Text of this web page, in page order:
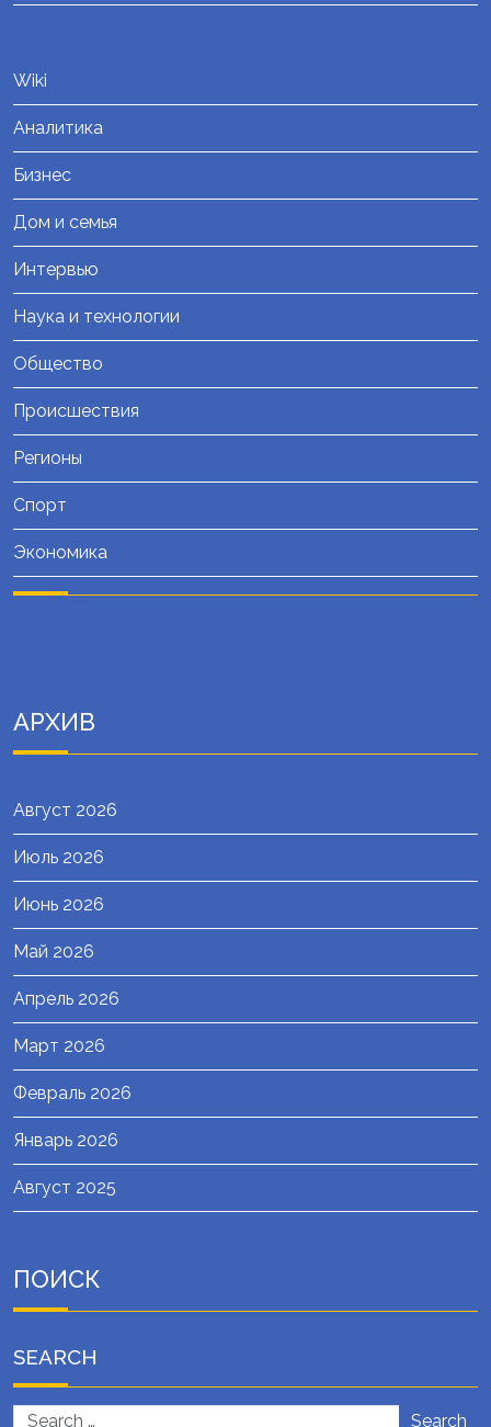
Wiki
Аналитика
Бизнес
Дом и семья
Интервью
Наука и технологии
Общество
Происшествия
Регионы
Спорт
Экономика
АРХИВ
Август 2026
Июль 2026
Июнь 2026
Май 2026
Апрель 2026
Март 2026
Февраль 2026
Январь 2026
Август 2025
ПОИСК
SEARCH
Search